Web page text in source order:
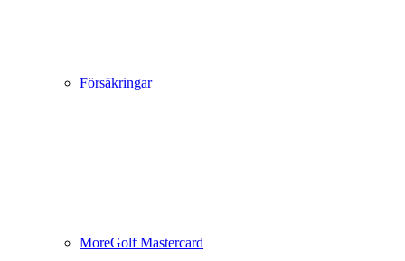
Försäkringar
MoreGolf Mastercard